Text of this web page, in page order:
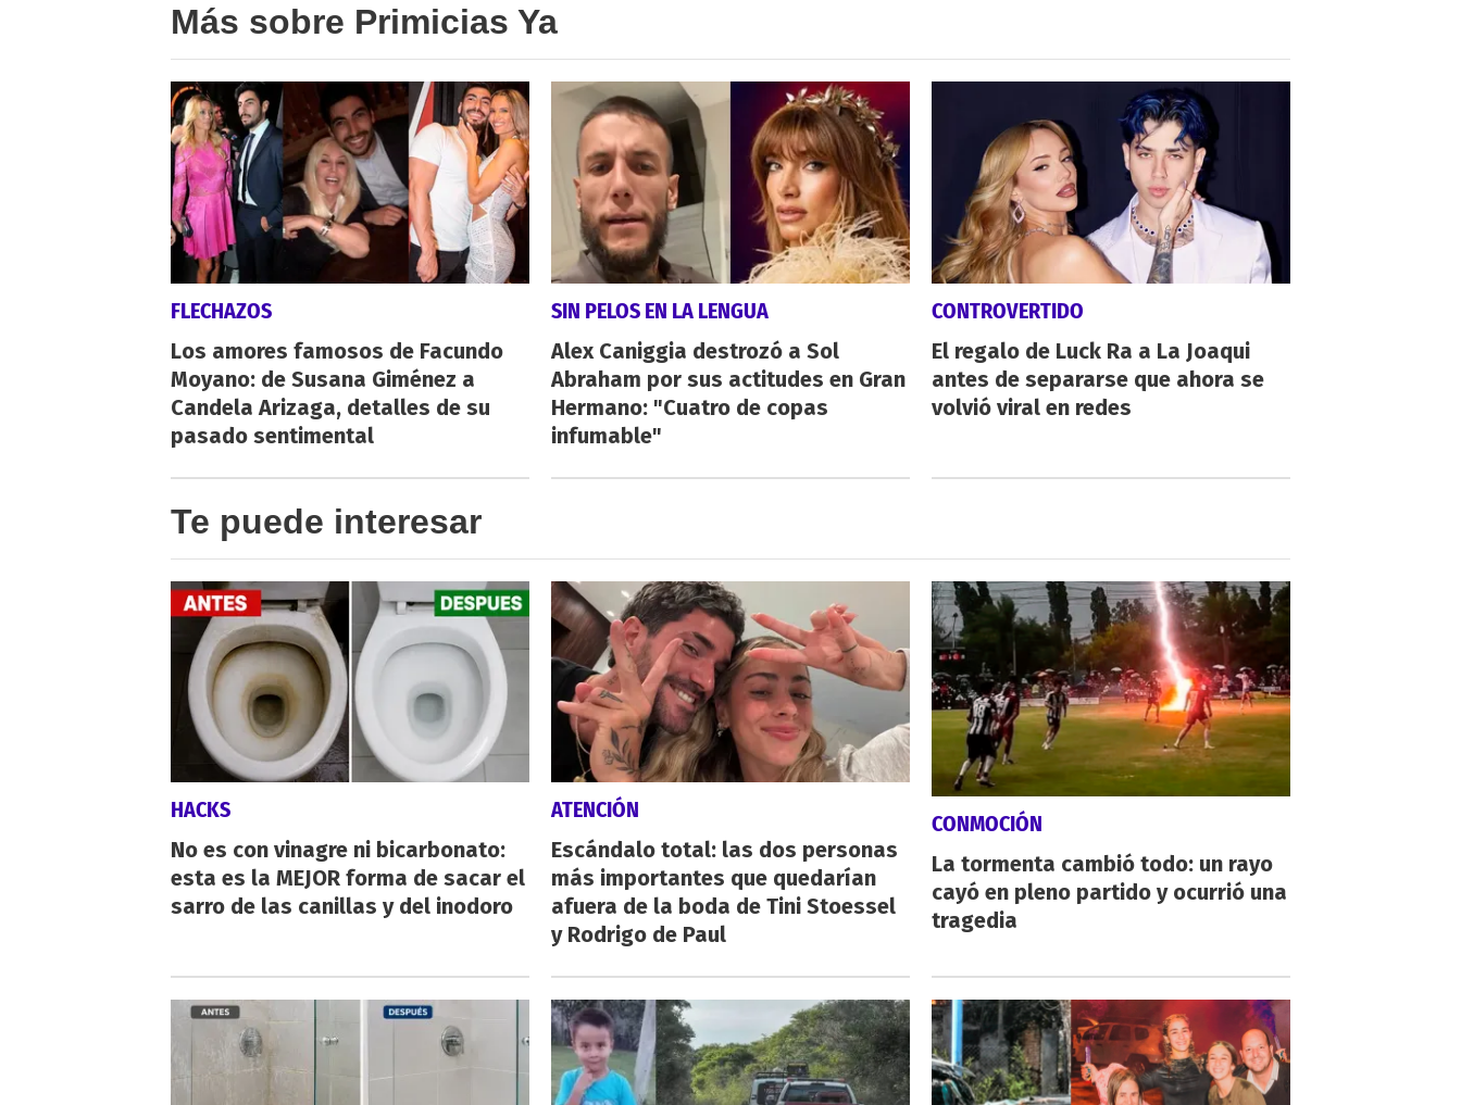
Más sobre Primicias Ya
FLECHAZOS
Los amores famosos de Facundo
Moyano: de Susana Giménez a
Candela Arizaga, detalles de su
pasado sentimental
SIN PELOS EN LA LENGUA
Alex Caniggia destrozó a Sol
Abraham por sus actitudes en Gran
Hermano: "Cuatro de copas
infumable"
CONTROVERTIDO
El regalo de Luck Ra a La Joaqui
antes de separarse que ahora se
volvió viral en redes
Te puede interesar
HACKS
No es con vinagre ni bicarbonato:
esta es la MEJOR forma de sacar el
sarro de las canillas y del inodoro
ATENCIÓN
Escándalo total: las dos personas
más importantes que quedarían
afuera de la boda de Tini Stoessel
y Rodrigo de Paul
CONMOCIÓN
La tormenta cambió todo: un rayo
cayó en pleno partido y ocurrió una
tragedia